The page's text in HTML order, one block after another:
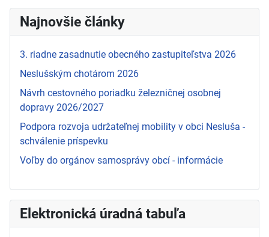
Najnovšie články
3. riadne zasadnutie obecného zastupiteľstva 2026
Neslušským chotárom 2026
Návrh cestovného poriadku železničnej osobnej
dopravy 2026/2027
Podpora rozvoja udržateľnej mobility v obci Nesluša -
schválenie príspevku
Voľby do orgánov samosprávy obcí - informácie
Elektronická úradná tabuľa